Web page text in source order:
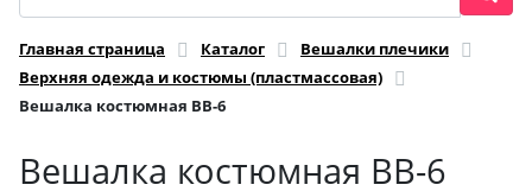
Главная страница Каталог
Вешалки плечики
Верхняя одежда и костюмы (пластмассовая)
Вешалка костюмная ВВ-6
Вешалка костюмная ВВ-6